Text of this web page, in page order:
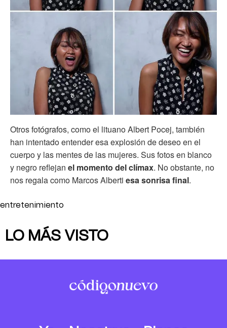
Otros fotógrafos, como el lituano Albert Pocej, también
han intentado entender esa explosión de deseo en el
cuerpo y las mentes de las mujeres. Sus fotos en blanco
y negro reflejan el momento del clímax. No obstante, no
nos regala como Marcos Alberti esa sonrisa final.
entretenimiento
LO MÁS VISTO